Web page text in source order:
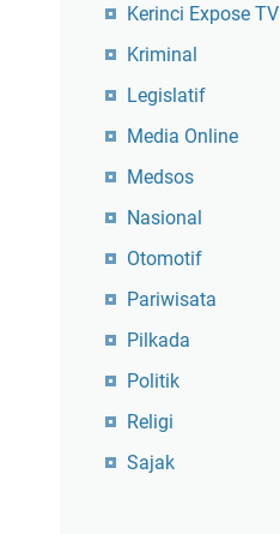
Kerinci Expose TV
Kriminal
Legislatif
Media Online
Medsos
Nasional
Otomotif
Pariwisata
Pilkada
Politik
Religi
Sajak